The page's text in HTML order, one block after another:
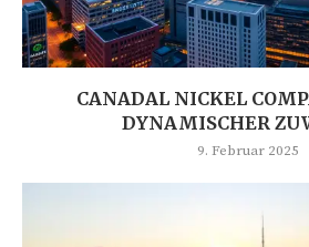
CANADAL NICKEL
DYNAMISCHER
9. Februar 2025